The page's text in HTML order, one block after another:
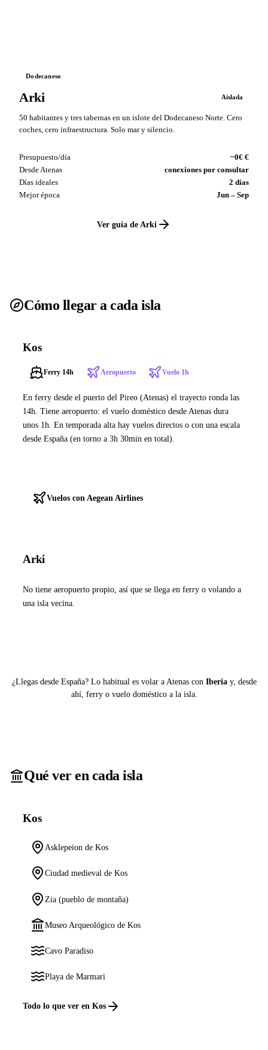
Dodecaneso
Arki Aislada
50 habitantes y tres tabernas en un islote del Dodecaneso Norte. Cero
coches, cero infraestructura. Solo mar y silencio.
Presupuesto/día
~0€ €
Desde Atenas
conexiones por consultar
Días ideales
2 días
Mejor época
Jun – Sep
Ver guía de Arki
Cómo llegar a cada isla
Kos
Ferry 14h Aeropuerto Vuelo 1h
En ferry desde el puerto del Pireo (Atenas) el trayecto ronda las
14h. Tiene aeropuerto: el vuelo doméstico desde Atenas dura
unos 1h. En temporada alta hay vuelos directos o con una escala
desde España (en torno a 3h 30min en total).
Vuelos con Aegean Airlines
Arki
No tiene aeropuerto propio, así que se llega en ferry o volando a
una isla vecina.
¿Llegas desde España? Lo habitual es volar a Atenas con Iberiay, desde
ahí, ferry o vuelo doméstico a la isla.
Qué ver en cada isla
Kos
Asklepeion de Kos
Ciudad medieval de Kos
Zia (pueblo de montaña)
Museo Arqueológico de Kos
Cavo Paradiso
Playa de Marmari
Todo lo que ver en Kos